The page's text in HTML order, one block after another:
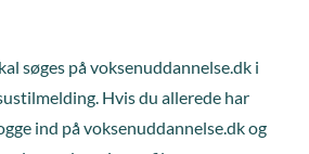
søges på voksenuddannelse.dk i
Hvis du allerede har
ind på voksenuddannelse.dk og